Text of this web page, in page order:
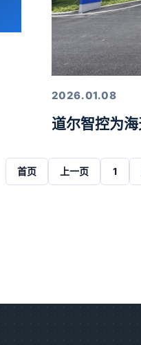
2026.01.08
道尔智控为
首页 上一页 1